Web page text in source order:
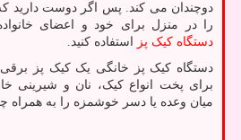
دوچندان می کند. پس اگر دوست دارید
را در منزل برای خود و اعضای خانواده
دستگاه کیک پز
استفاده کنید.
دستگاه کیک پز خانگی یک کیک پز برقی
برای پخت انواع کیک، نان و شیرینی
میان وعده یا دسر خوشمزه را به همراه